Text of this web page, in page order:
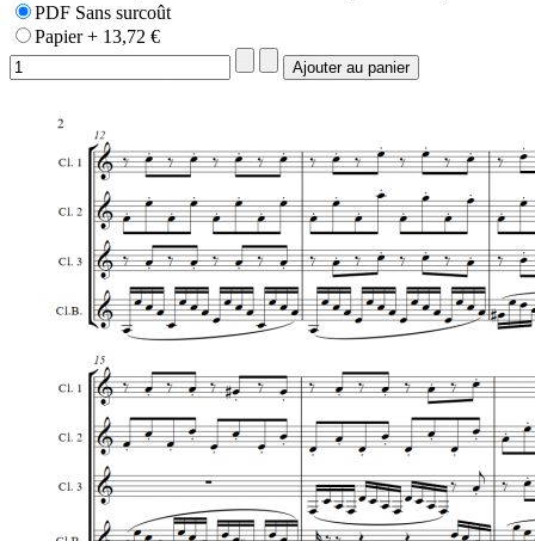
PDF Sans surcoût
Papier + 13,72 €